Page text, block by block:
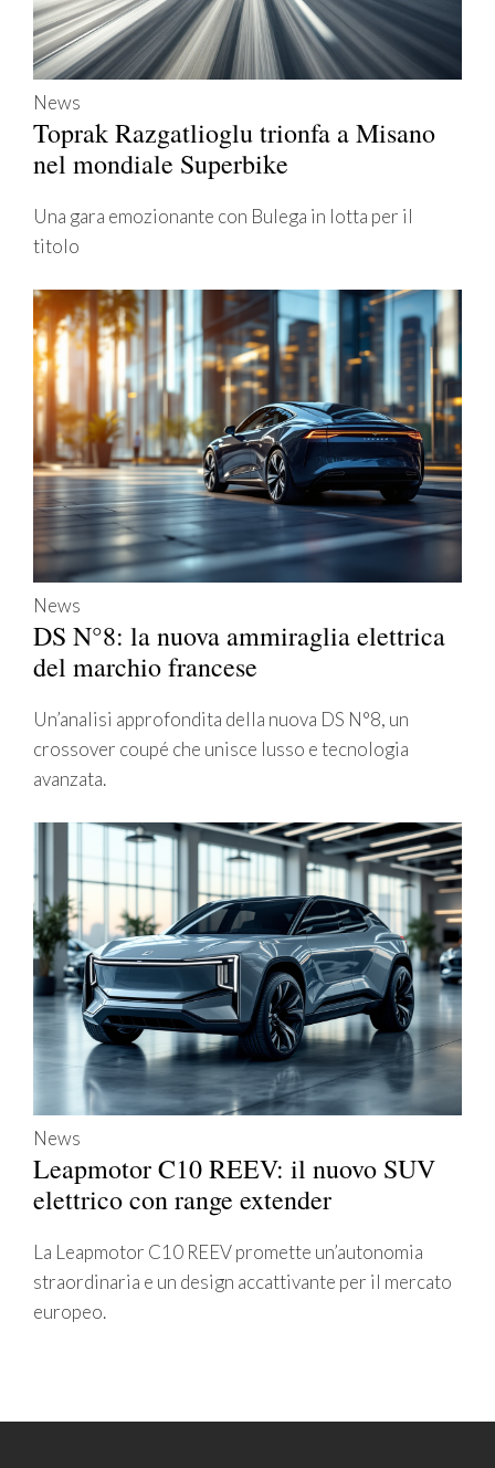
News
Toprak Razgatlioglu trionfa a Misano
nel mondiale Superbike
Una gara emozionante con Bulega in lotta per il
titolo
News
DS N°8: la nuova ammiraglia elettrica
del marchio francese
Un’analisi approfondita della nuova DS N°8, un
crossover coupé che unisce lusso e tecnologia
avanzata.
News
Leapmotor C10 REEV: il nuovo SUV
elettrico con range extender
La Leapmotor C10 REEV promette un’autonomia
straordinaria e un design accattivante per il mercato
europeo.